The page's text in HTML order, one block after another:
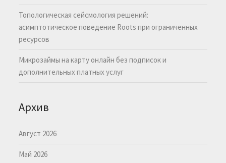
Топологическая сейсмология решений:
асимптотическое поведение Roots при ограниченных
ресурсов
Микрозаймы на карту онлайн без подписок и
дополнительных платных услуг
Архив
Август 2026
Май 2026